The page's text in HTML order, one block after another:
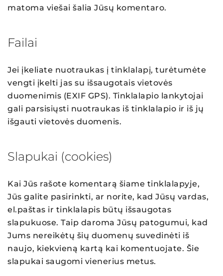
matoma viešai šalia Jūsų komentaro.
Failai
Jei įkeliate nuotraukas į tinklalapį, turėtumėte
vengti įkelti jas su išsaugotais vietovės
duomenimis (EXIF GPS). Tinklalapio lankytojai
gali parsisiųsti nuotraukas iš tinklalapio ir iš jų
išgauti vietovės duomenis.
Slapukai (cookies)
Kai Jūs rašote komentarą šiame tinklalapyje,
Jūs galite pasirinkti, ar norite, kad Jūsų vardas,
el.paštas ir tinklalapis būtų išsaugotas
slapukuose. Taip daroma Jūsų patogumui, kad
Jums nereikėtų šių duomenų suvedinėti iš
naujo, kiekvieną kartą kai komentuojate. Šie
slapukai saugomi vienerius metus.